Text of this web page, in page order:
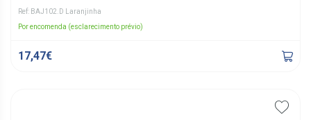
Ref: BAJ102.D Laranjinha
Por encomenda (esclarecimento prévio)
17,47€